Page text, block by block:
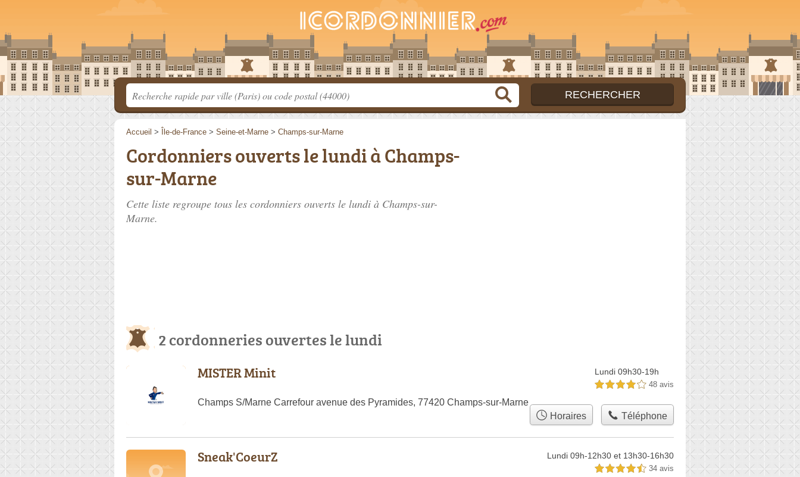
Accueil > Île-de-France > Seine-et-Marne > Champs-sur-Marne
Cordonniers ouverts le lundi à Champs-
sur-Marne
Cette liste regroupe tous les cordonniers ouverts le lundi à Champs-sur-
Marne.
2 cordonneries ouvertes le lundi
MISTER Minit
Champs S/Marne Carrefour avenue des Pyramides, 77420 Champs-sur-Marne
Lundi 09h30-19h
4,0 étoiles sur 5 48 avis
Horaires Téléphone
Sneak'CoeurZ Lundi 09h-12h30 et 13h30-16h30
4,5 étoiles sur 5 34 avis